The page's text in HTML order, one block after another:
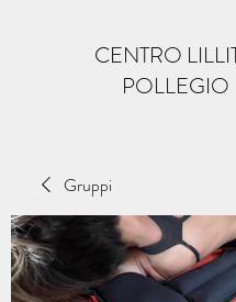
CENTRO
POLLEGIO
Gruppi